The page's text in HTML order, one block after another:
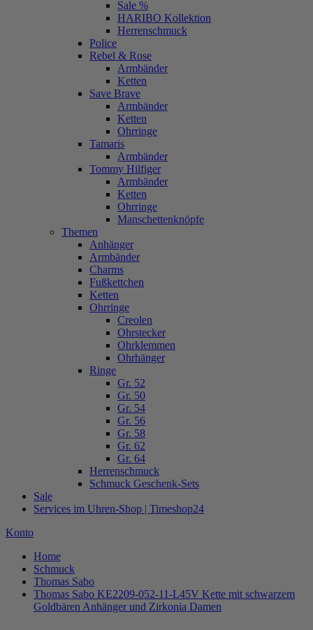
Sale %
HARIBO Kollektion
Herrenschmuck
Police
Rebel & Rose
Armbänder
Ketten
Save Brave
Armbänder
Ketten
Ohrringe
Tamaris
Armbänder
Tommy Hilfiger
Armbänder
Ketten
Ohrringe
Manschettenknöpfe
Themen
Anhänger
Armbänder
Charms
Fußkettchen
Ketten
Ohrringe
Creolen
Ohrstecker
Ohrklemmen
Ohrhänger
Ringe
Gr. 52
Gr. 50
Gr. 54
Gr. 56
Gr. 58
Gr. 62
Gr. 64
Herrenschmuck
Schmuck Geschenk-Sets
Sale
Services im Uhren-Shop | Timeshop24
Konto
Home
Schmuck
Thomas Sabo
Thomas Sabo KE2209-052-11-L45V Kette mit schwarzem
Goldbären Anhänger und Zirkonia Damen